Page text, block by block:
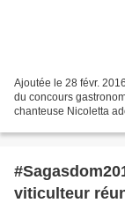
Ajoutée le 28 févr.
du concours
chanteuse Nicoletta
viticulteur